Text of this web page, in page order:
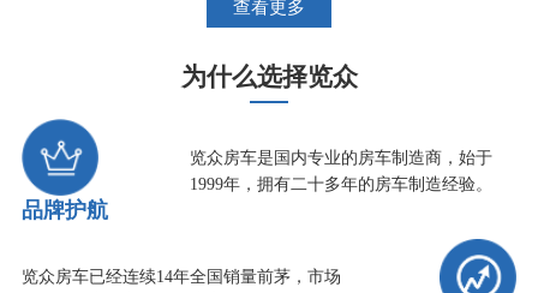
查看更多
为什么选择览众
品牌护航
览众房车是国内专业的房车制造商，始于
1999年，拥有二十多年的房车制造经验。
览众房车已经连续14年全国销量前茅，市场